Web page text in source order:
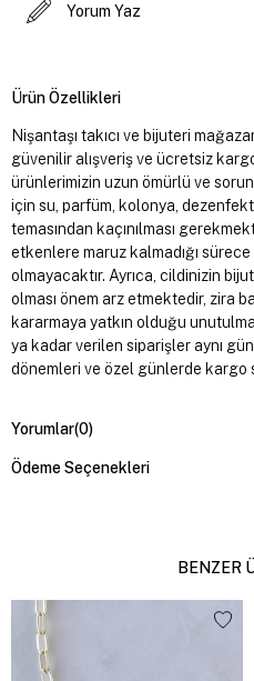
Yorum Yaz
Ürün Özellikleri
Nişantaşı takıcı ve bijuteri
güvenilir alışveriş ve ücretsiz
ürünlerimizin uzun ömürlü ve
için su, parfüm, kolonya,
temasından kaçınılması
etkenlere maruz kalmadığı
olmayacaktır. Ayrıca, cildinizin
olması önem arz etmektedir, zira
kararmaya yatkın olduğu
ya kadar verilen siparişler aynı
dönemleri ve özel günlerde kargo
Yorumlar(0)
Ödeme Seçenekleri
BENZER